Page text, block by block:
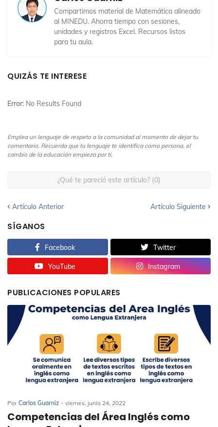
Compartimos material de Matemática alineado
al MINEDU. Ahorra tiempo con sesiones,
unidades y registros Excel. Recursos listos
para tu aula.
QUIZÁS TE INTERESE
Error: No Results Found
Emplea un lenguaje de respeto a la comunidad al momento de dejar tu
comentario. Recuerda que tu lenguaje te identifica como persona, el
cambio de la educación empieza por ti.
¿Qué te pareció este artículo? (0)
Artículo Anterior Artículo Siguiente
SÍGANOS
Facebook Twitter
YouTube Instagram
PUBLICACIONES POPULARES
Por Carlos Guarniz - viernes, junio 24, 2022
Competencias del Área Inglés como